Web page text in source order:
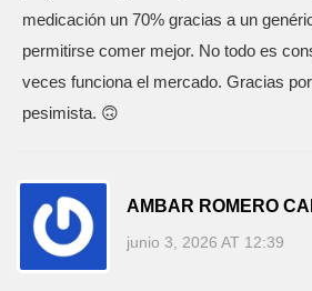
medicación un 70% gracias a un
permitirse comer mejor. No todo es
veces funciona el mercado. Gracias
pesimista. 🙃
AMBAR ROMERO
junio 3, 2026 AT 12:39